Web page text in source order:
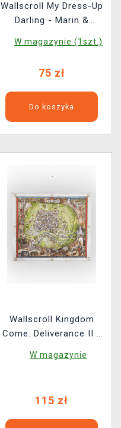
Wallscroll My Dress-Up
Darling - Marin &
W magazynie (1szt.)
75 zł
Do koszyka
Wallscroll Kingdom
Come: Deliverance II -
(Kuttenberg)
W magazynie
115 zł